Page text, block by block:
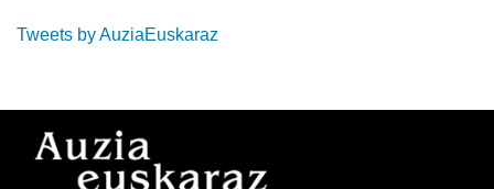
Tweets by AuziaEuskaraz